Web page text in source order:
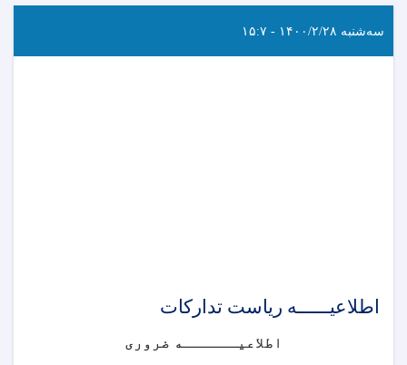
سه‌شنبه ۱۴۰۰/۲/۲۸ - ۱۵:۷
اطلاعیــــــه ریاست تدارکات
اطلاعیــــــه ضروری